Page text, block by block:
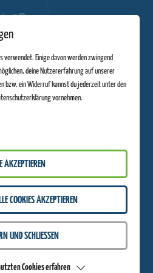
DER SOMMERRODELBAHN
unserem Webshop
verwendet. Einige davon werden zwingend
deine Nutzererfahrung auf unserer
bzw. ein Widerruf kannst du jederzeit unter den
vornehmen.
AKZEPTIEREN
COOKIES AKZEPTIEREN
UND SCHLIESSEN
Cookies erfahren